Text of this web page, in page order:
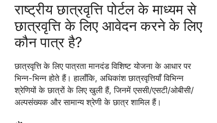
राष्ट्रीय छात्रवृत्ति पोर्टल के माध्यम से
छात्रवृत्ति के लिए आवेदन करने के लिए
कौन पात्र है?
छात्रवृत्ति के लिए पात्रता मानदंड विशिष्ट योजना के आधार पर
भिन्न-भिन्न होते हैं। हालाँकि, अधिकांश छात्रवृत्तियाँ विभिन्न
श्रेणियों के छात्रों के लिए खुली हैं, जिनमें एससी/एसटी/ओबीसी/
अल्पसंख्यक और सामान्य श्रेणी के छात्र शामिल हैं।